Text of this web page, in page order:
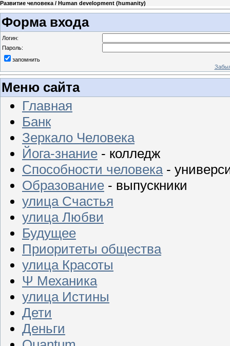
Развитие человека / Human development (humanity)
Форма входа
Логин:
Пароль:
запомнить
Меню сайта
Главная
Банк
Зеркало Человека
Йога-знание - колледж
Способности человека-
Образование - выпускники
улица Счастья
улица Любви
Будущее
Приоритеты общества
улица Красоты
Ψ Механика
улица Истины
Дети
Деньги